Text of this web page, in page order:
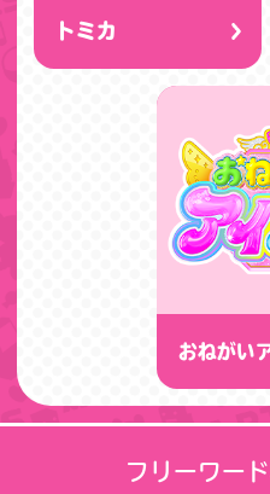
トミカ
おねがい
フリーワー